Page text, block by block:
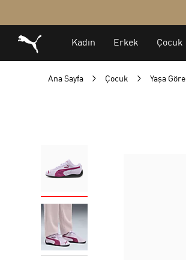
Ana Sayfa Çocuk Yaşa Göre